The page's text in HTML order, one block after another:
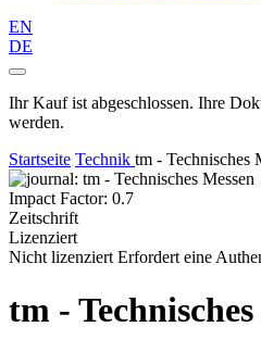
EN
DE
Ihr Kauf ist abgeschlossen. Ihre
werden.
Startseite Technik tm - Technisches
Impact Factor: 0.7
Zeitschrift
Lizenziert
Nicht lizenziert Erfordert eine
tm - Technisches